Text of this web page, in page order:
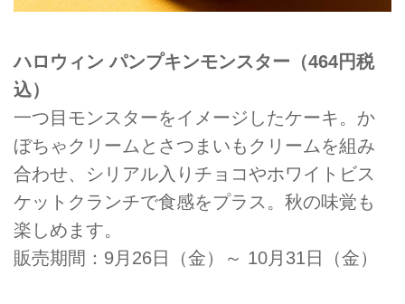
ハロウィン パンプキンモンスター（464円税
込）
一つ目モンスターをイメージしたケーキ。か
ぼちゃクリームとさつまいもクリームを組み
合わせ、シリアル入りチョコやホワイトビス
ケットクランチで食感をプラス。秋の味覚も
楽しめます。
販売期間：9月26日（金）～ 10月31日（金）